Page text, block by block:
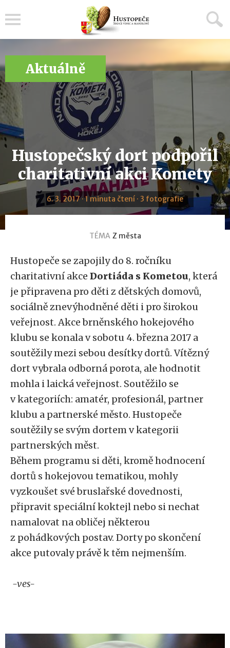
Aktuálně
Hustopečský dort podpořil
charitativní akci Komety
6. 3. 2017 · 1 minuta čtení · 3 fotografie
TÉMA Z města
Hustopeče se zapojily do 8. ročníku
charitativní akce Dortiáda s Kometou, která
je připravena pro děti z dětských domovů,
sociálně znevýhodněné děti i pro širokou
veřejnost. Akce brněnského hokejového
klubu se konala v sobotu 4. března 2017 a
soutěžily mezi sebou desítky dortů. Vítězný
dort vybrala odborná porota, ale hodnotit
mohla i laická veřejnost. Soutěžilo se
v kategoriích: amatér, profesionál, partner
klubu a partnerské město. Hustopeče
soutěžily se svým dortem v kategorii
partnerských měst.
Během programu si děti, kromě hodnocení
dortů s hokejovou tematikou, mohly
vyzkoušet své bruslařské dovednosti,
připravit speciální koktejl nebo si nechat
namalovat na obličej některou
z pohádkových postav. Dorty po skončení
akce putovaly právě k těm nejmenším.
-ves-